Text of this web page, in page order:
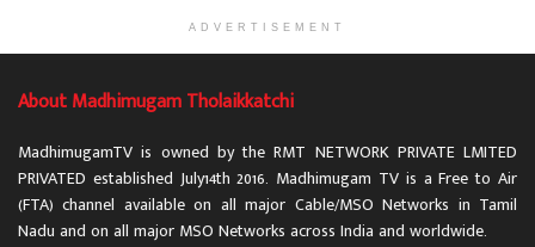
ADVERTISEMENT
About Madhimugam Tholaikkatchi
MadhimugamTV is owned by the RMT NETWORK PRIVATE LMITED
PRIVATED established July14th 2016. Madhimugam TV is a Free to Air
(FTA) channel available on all major Cable/MSO Networks in Tamil
Nadu and on all major MSO Networks across India and worldwide.